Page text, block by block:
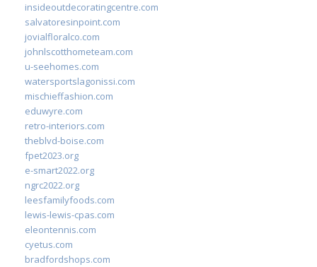
insideoutdecoratingcentre.com
salvatoresinpoint.com
jovialfloralco.com
johnlscotthometeam.com
u-seehomes.com
watersportslagonissi.com
mischieffashion.com
eduwyre.com
retro-interiors.com
theblvd-boise.com
fpet2023.org
e-smart2022.org
ngrc2022.org
leesfamilyfoods.com
lewis-lewis-cpas.com
eleontennis.com
cyetus.com
bradfordshops.com